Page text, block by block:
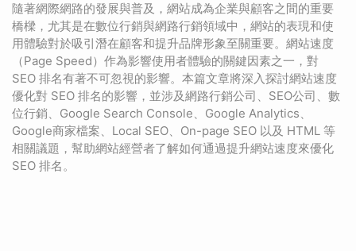
隨著網際網路的發展與普及，網站成為企業與顧客之間的重要
橋樑，尤其是在數位行銷與網路行銷領域中，網站的表現和使
用體驗對於吸引潛在顧客和提升品牌形象至關重要。網站速度
（Page Speed）作為影響使用者體驗的關鍵因素之一，對
SEO 排名有著不可忽視的影響。本篇文章將深入探討網站速度
優化對 SEO 排名的影響，並涉及網路行銷公司、SEO公司、數
位行銷、Google Search Console、Google Analytics、
Google商家檔案、Local SEO、On-page SEO 以及 HTML 等
相關議題，幫助網站經營者了解如何通過提升網站速度來優化
SEO 排名。